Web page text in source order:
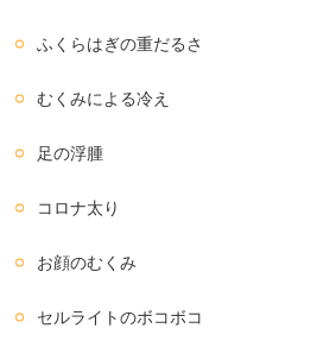
ふくらはぎの重だるさ
むくみによる冷え
足の浮腫
コロナ太り
お顔のむくみ
セルライトのボコボコ